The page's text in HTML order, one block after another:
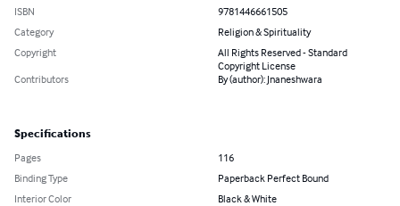
ISBN
9781446661505
Category
Religion & Spirituality
Copyright
All Rights Reserved - Standard
Copyright License
Contributors
By (author): Jnaneshwara
Specifications
Pages
116
Binding Type
Paperback Perfect Bound
Interior Color
Black & White